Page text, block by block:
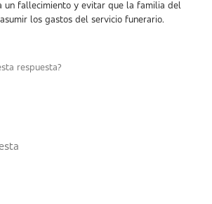
un fallecimiento y evitar que la familia del
los gastos del servicio funerario.
respuesta?